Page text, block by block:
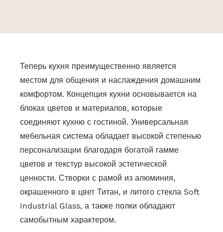
Теперь кухня преимущественно является
местом для общения и наслаждения домашним
комфортом. Концепция кухни основывается на
блоках цветов и материалов, которые
соединяют кухню с гостиной. Универсальная
мебельная система обладает высокой степенью
персонализации благодаря богатой гамме
цветов и текстур высокой эстетической
ценности. Створки с рамой из алюминия,
окрашенного в цвет Титан, и литого стекла Soft
Industrial Glass, а также полки обладают
самобытным характером.